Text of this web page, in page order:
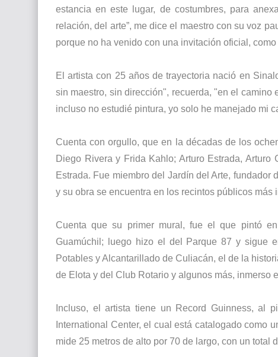
estancia en este lugar, de costumbres, para
relación, del arte”, me dice el maestro con su voz
porque no ha venido con una invitación oficial,
El artista con 25 años de trayectoria nació en
sin maestro, sin dirección", recuerda, "en el
incluso no estudié pintura, yo solo he manejado mi
Cuenta con orgullo, que en la décadas de los
Diego Rivera y Frida Kahlo; Arturo Estrada,
Estrada. Fue miembro del Jardín del Arte,
y su obra se encuentra en los recintos públicos más
Cuenta que su primer mural, fue el que pintó
Guamúchil; luego hizo el del Parque 87 y sigue
Potables y Alcantarillado de Culiacán, el de la
de Elota y del Club Rotario y algunos más, inmerso
Incluso, el artista tiene un Record Guinness, al
International Center, el cual está catalogado como
mide 25 metros de alto por 70 de largo, con un total